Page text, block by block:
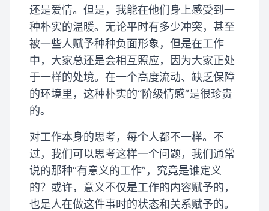
还是爱情。但是，我能在他们身上感受到一
种朴实的温暖。无论平时有多少冲突，甚至
被一些人赋予种种负面形象，但是在工作
中，大家总还是会相互照应，因为大家正处
于一样的处境。在一个高度流动、缺乏保障
的环境里，这种朴实的“阶级情感”是很珍贵
的。
对工作本身的思考，每个人都不一样。不
过，我们可以思考这样一个问题，我们通常
说的那种“有意义的工作”，究竟是谁定义
的？或许，意义不仅是工作的内容赋予的，
也是人在做这件事时的状态和关系赋予的。